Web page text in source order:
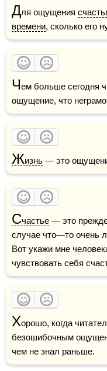
Для ощущения
времени, сколько его
Чем больше сегодня
ощущение, что
Жизнь — это
Счастье — это
случае что—то очень
Вот укажи мне
чувствовать себя
Хорошо, когда
безошибочным
чем не знал раньше.